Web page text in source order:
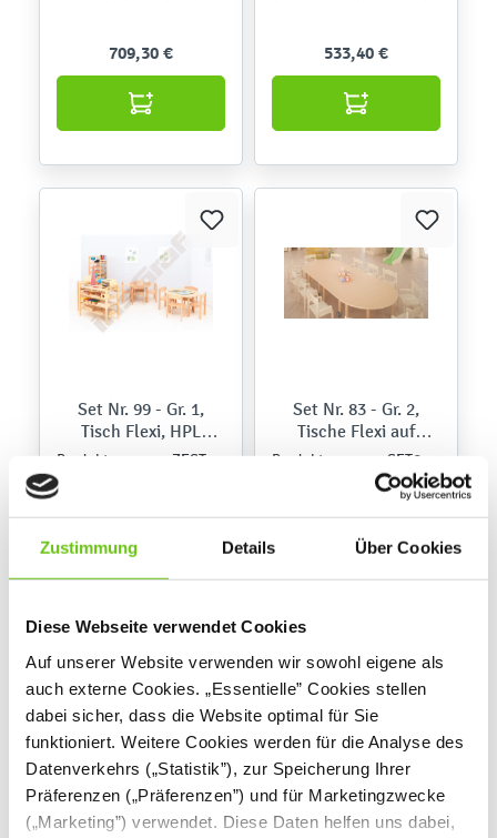
Zustimmung Details Über Cookies
Diese Webseite verwendet Cookies
Auf unserer Website verwenden wir sowohl eigene als
auch externe Cookies. „Essentielle” Cookies stellen
dabei sicher, dass die Website optimal für Sie
funktioniert. Weitere Cookies werden für die Analyse des
Datenverkehrs („Statistik”), zur Speicherung Ihrer
Präferenzen („Präferenzen”) und für Marketingzwecke
(„Marketing”) verwendet. Diese Daten helfen uns dabei,
709,30 € 533,40 €
Set Nr. 99 - Gr. 1,
Tisch Flexi, HPL
Buche, mit Stühlen,
Produktnummer:
761,40 €
Set Nr. 83 - Gr. 2,
Tische Flexi auf
Rollen, HPL-Buche,
mit Stühlen
Christoph, Buche, SH
31 cm
Produktnummer:
1.944,20 €